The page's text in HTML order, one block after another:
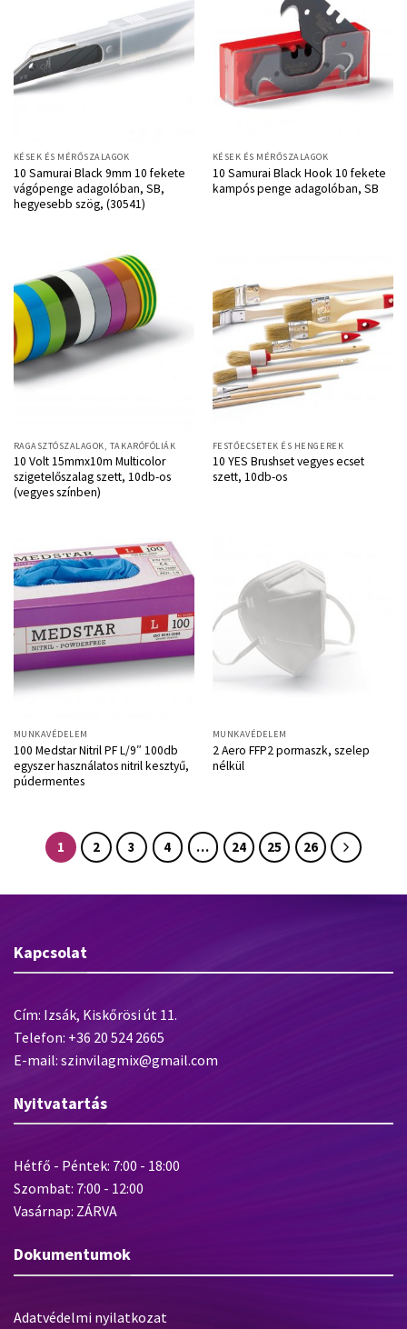
KÉSEK ÉS MÉRŐSZALAGOK
10 Samurai Black 9mm 10 fekete
vágópenge adagolóban, SB,
hegyesebb szög, (30541)
KÉSEK ÉS MÉRŐSZALAGOK
10 Samurai Black Hook 10 fekete
kampós penge adagolóban, SB
RAGASZTÓSZALAGOK, TAKARÓFÓLIÁK
10 Volt 15mmx10m Multicolor
szigetelőszalag szett, 10db-os
(vegyes színben)
FESTŐECSETEK ÉS HENGEREK
10 YES Brushset vegyes ecset
szett, 10db-os
MUNKAVÉDELEM
100 Medstar Nitril PF L/9″ 100db
egyszer használatos nitril kesztyű,
púdermentes
MUNKAVÉDELEM
2 Aero FFP2 pormaszk, szelep
nélkül
1 2 3 4 … 24 25 26
Kapcsolat
Cím: Izsák, Kiskőrösi út 11.
Telefon: +36 20 524 2665
E-mail: szinvilagmix@gmail.com
Nyitvatartás
Hétfő - Péntek: 7:00 - 18:00
Szombat: 7:00 - 12:00
Vasárnap: ZÁRVA
Dokumentumok
Adatvédelmi nyilatkozat